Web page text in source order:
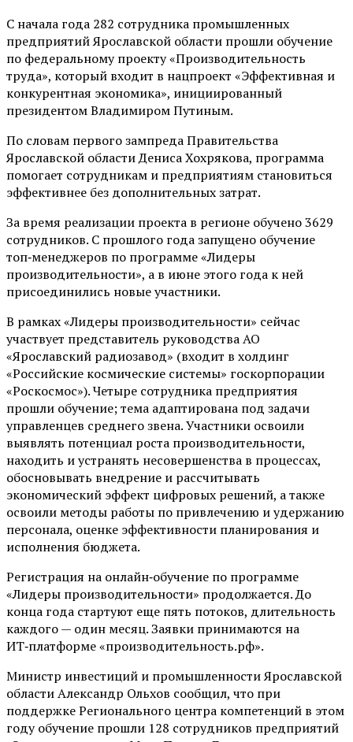
С начала года 282 сотрудника промышленных
предприятий Ярославской области прошли обучение
по федеральному проекту «Производительность
труда», который входит в нацпроект «Эффективная и
конкурентная экономика», инициированный
президентом Владимиром Путиным.
По словам первого зампреда Правительства
Ярославской области Дениса Хохрякова, программа
помогает сотрудникам и предприятиям становиться
эффективнее без дополнительных затрат.
За время реализации проекта в регионе обучено 3629
сотрудников. С прошлого года запущено обучение
топ‑менеджеров по программе «Лидеры
производительности», а в июне этого года к ней
присоединились новые участники.
В рамках «Лидеры производительности» сейчас
участвует представитель руководства АО
«Ярославский радиозавод» (входит в холдинг
«Российские космические системы» госкорпорации
«Роскосмос»). Четыре сотрудника предприятия
прошли обучение; тема адаптирована под задачи
управленцев среднего звена. Участники освоили
выявлять потенциал роста производительности,
находить и устранять несовершенства в процессах,
обосновывать внедрение и рассчитывать
экономический эффект цифровых решений, а также
освоили методы работы по привлечению и удержанию
персонала, оценке эффективности планирования и
исполнения бюджета.
Регистрация на онлайн‑обучение по программе
«Лидеры производительности» продолжается. До
конца года стартуют еще пять потоков, длительность
каждого — один месяц. Заявки принимаются на
ИТ‑платформе «производительность.рф».
Министр инвестиций и промышленности Ярославской
области Александр Ольхов сообщил, что при
поддержке Регионального центра компетенций в этом
году обучение прошли 128 сотрудников предприятий